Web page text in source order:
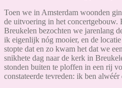
Toen we in Amsterdam woonden
de uitvoering in het concertgebouw.
Breukelen bezochten we jarenlang
ik eigenlijk nóg mooier, en de
stopte dat en zo kwam het dat we
snikhete dag naar de kerk in
stonden buiten te ploffen in een rij
constateerde tevreden: ik ben alwéér